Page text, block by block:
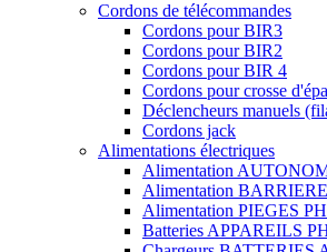
Cordons de télécommandes
Cordons pour BIR3
Cordons pour BIR2
Cordons pour BIR 4
Cordons pour crosse
Déclencheurs manuels
Cordons jack
Alimentations électriques
Alimentation
Alimentation
Alimentation PIEGES
Batteries APPAREILS